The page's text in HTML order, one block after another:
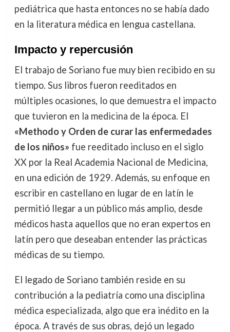
pediátrica que hasta entonces no se había dado
en la literatura médica en lengua castellana.
Impacto y repercusión
El trabajo de Soriano fue muy bien recibido en su
tiempo. Sus libros fueron reeditados en
múltiples ocasiones, lo que demuestra el impacto
que tuvieron en la medicina de la época. El
«Methodo y Orden de curar las enfermedades
de los niños» fue reeditado incluso en el siglo
XX por la Real Academia Nacional de Medicina,
en una edición de 1929. Además, su enfoque en
escribir en castellano en lugar de en latín le
permitió llegar a un público más amplio, desde
médicos hasta aquellos que no eran expertos en
latín pero que deseaban entender las prácticas
médicas de su tiempo.
El legado de Soriano también reside en su
contribución a la pediatría como una disciplina
médica especializada, algo que era inédito en la
época. A través de sus obras, dejó un legado